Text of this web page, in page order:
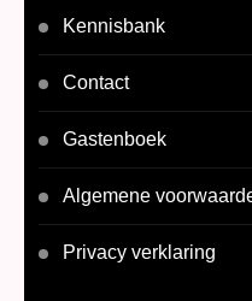
Kennisbank
Contact
Gastenboek
Algemene
Privacy verklaring